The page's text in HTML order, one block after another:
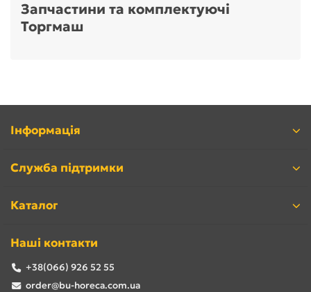
Запчастини та комплектуючі
Торгмаш
Інформація
Служба підтримки
Каталог
Наші контакти
+38(066) 926 52 55
order@bu-horeca.com.ua